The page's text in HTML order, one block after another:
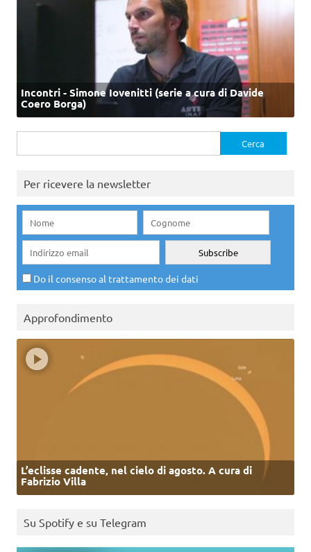
Incontri - Simone Iovenitti (serie a cura di Davide
Coero Borga)
per:
Per ricevere la newsletter
Do il consenso al trattamento dei dati
Approfondimento
L’eclisse cadente, nel cielo di agosto. A cura di
Fabrizio Villa
Su Spotify e su Telegram